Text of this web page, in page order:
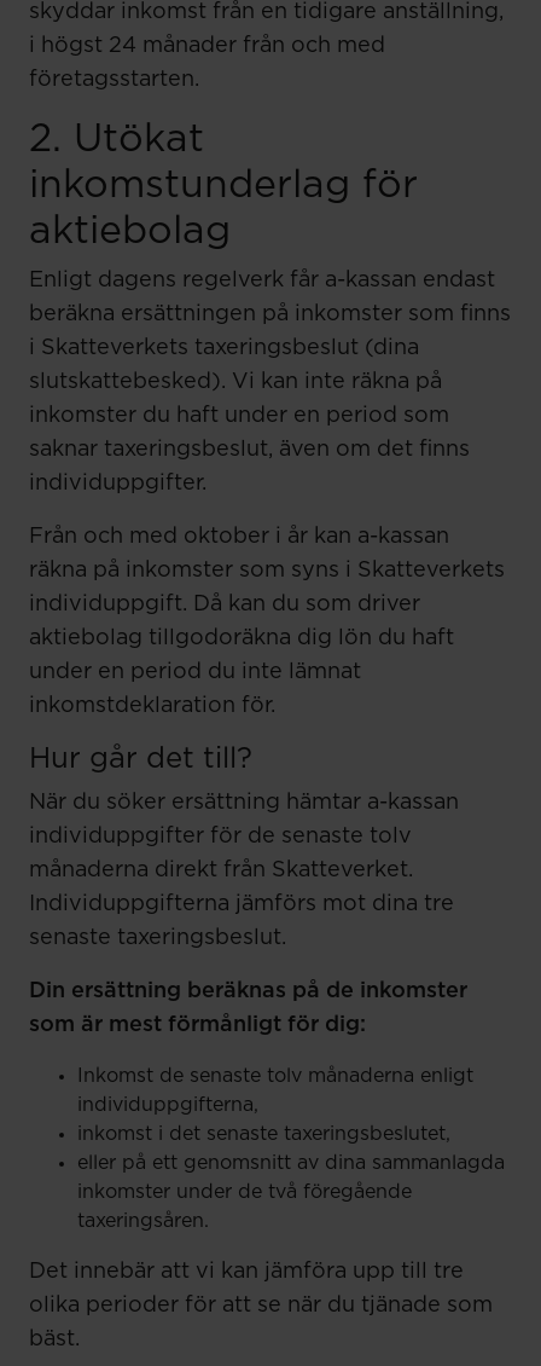
skyddar inkomst från en tidigare anställning,
i högst 24 månader från och med
företagsstarten.
2. Utökat
inkomstunderlag för
aktiebolag
Enligt dagens regelverk får a-kassan endast
beräkna ersättningen på inkomster som finns
i Skatteverkets taxeringsbeslut (dina
slutskattebesked). Vi kan inte räkna på
inkomster du haft under en period som
saknar taxeringsbeslut, även om det finns
individuppgifter.
Från och med oktober i år kan a-kassan
räkna på inkomster som syns i Skatteverkets
individuppgift. Då kan du som driver
aktiebolag tillgodoräkna dig lön du haft
under en period du inte lämnat
inkomstdeklaration för.
Hur går det till?
När du söker ersättning hämtar a-kassan
individuppgifter för de senaste tolv
månaderna direkt från Skatteverket.
Individuppgifterna jämförs mot dina tre
senaste taxeringsbeslut.
Din ersättning beräknas på de inkomster
som är mest förmånligt för dig:
Inkomst de senaste tolv månaderna enligt
individuppgifterna,
inkomst i det senaste taxeringsbeslutet,
eller på ett genomsnitt av dina sammanlagda
inkomster under de två föregående
taxeringsåren.
Det innebär att vi kan jämföra upp till tre
olika perioder för att se när du tjänade som
bäst.